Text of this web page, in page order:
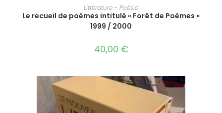
AJOUTER AU PANIER
Littérature - Poésie
Le recueil de poèmes intitulé « Forêt de Poèmes »
1999 / 2000
40,00 €